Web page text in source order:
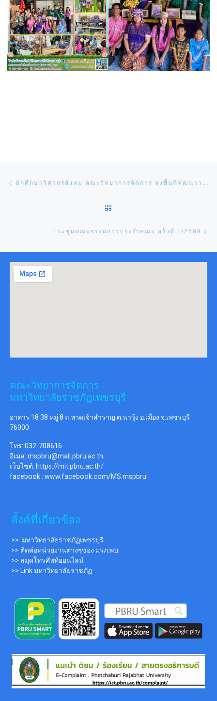
Post navigation
ประชุมคณะกรรมการประจำคณะ ครั้งที่ 1/2569
คณะวิทยาการจัดการ
มหาวิทยาลัยราชภัฏเพชรบุรี
อาคาร 18 38 หมู่ 8 ถ.หาดเจ้าสำราญ ต.นาวุ้ง อ.เมือง จ.เพชรบุรี
76000
โทร: 032-708616
อีเมล: mspbru@mail.pbru.ac.th
เว็บไซต์: https://mit.pbru.ac.th/
facebook : www.facebook.com/MS.mspbru
ลิ้งค์ที่เกี่ยวข้อง
>> มหาวิทยาลัยราชภัฏเพชรบุรี
>> ติดต่อหน่วยงานต่างๆของ มรภ.พบ.
>> สมุดโทรศัพท์ออนไลน์
>> Link มหาวิทยาลัยราชภัฏ